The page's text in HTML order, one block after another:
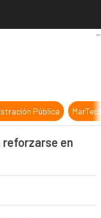
ZoneFox para
Pública
reforzarse en